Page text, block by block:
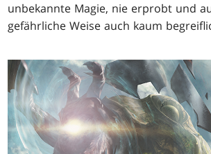
unbekannte Magie, nie erprobt und
gefährliche Weise auch kaum